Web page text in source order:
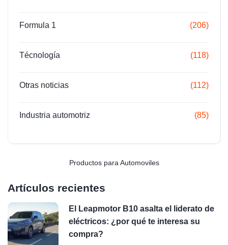
Formula 1 (206)
Técnología (118)
Otras noticias (112)
Industria automotriz (85)
Productos para Automoviles
Artículos recientes
El Leapmotor B10 asalta el liderato de
eléctricos: ¿por qué te interesa su
compra?